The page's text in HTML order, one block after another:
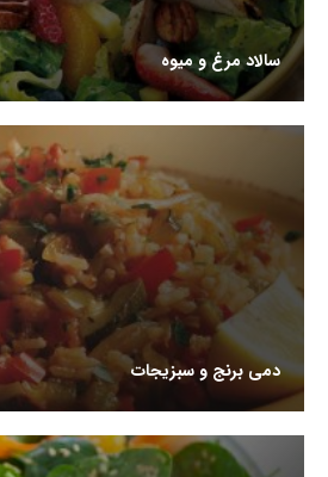
سالاد مرغ و میوه
دمی برنج و سبزیجات